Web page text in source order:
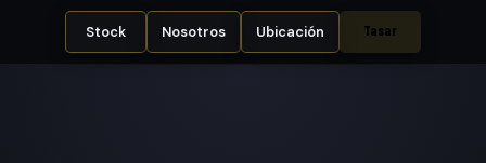
Stock Nosotros Ubicación Tasar